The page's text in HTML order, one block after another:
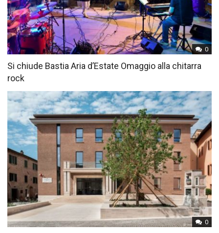
0
Si chiude Bastia Aria d’Estate Omaggio alla chitarra
rock
0